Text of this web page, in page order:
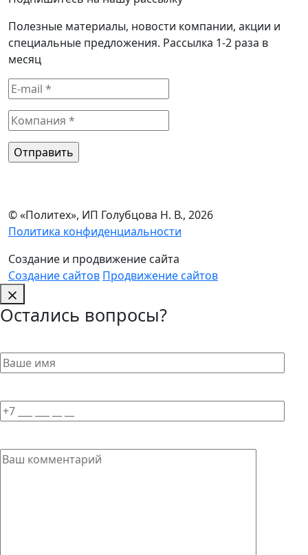
Полезные материалы, новости компании, акции и
специальные предложения. Рассылка 1-2 раза в
месяц
© «Политех», ИП Голубцова Н. В., 2026
Политика конфиденциальности
Создание и продвижение сайта
Создание сайтов Продвижение сайтов
Остались вопросы?